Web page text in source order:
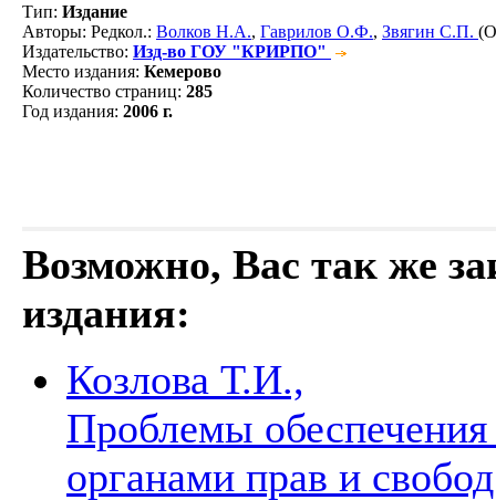
Тип: Издание
Авторы: Редкол.: Волков Н.А., Гаврилов О.Ф., Звягин С.П.
Издательство: Изд-во ГОУ "КРИРПО"
Место издания: Кемерово
Количество страниц: 285
Год издания: 2006 г.
Возможно, Вас так же
издания:
Козлова Т.И.,
Проблемы
органами прав и